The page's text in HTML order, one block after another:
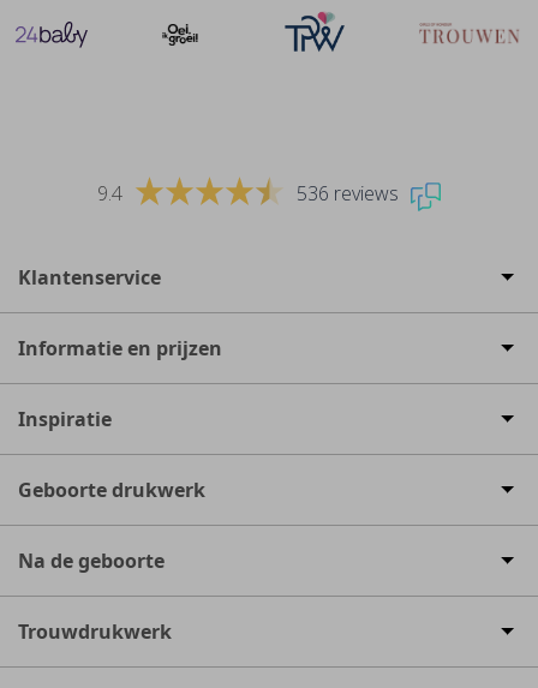
9.4 536 reviews
Klantenservice
Informatie en prijzen
Inspiratie
Geboorte drukwerk
Na de geboorte
Trouwdrukwerk